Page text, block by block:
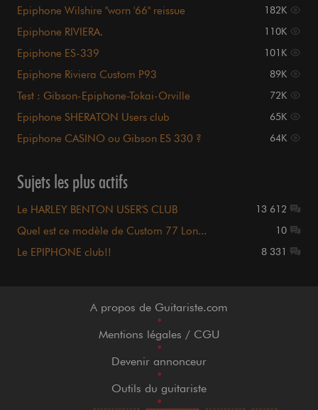
Epiphone Wilshire "worn '66" reissue 182K
Epiphone RIVIERA. 110K
Epiphone ES-339 101K
Epiphone Riviera Custom P93 89K
Test : Gibson-Epiphone-Tokai-Orville 72K
Epiphone SHERATON Users club 65K
Epiphone CASINO ou Gibson ES 330 ? 64K
Sujets les plus actifs
Le HARLEY BENTON USER'S CLUB 13 612
Quel est ce modèle de Custom 77 Lon... 10
Le EPIPHONE club!! 8 331
A propos de Guitariste.com
•
Mentions légales / CGU
•
Devenir annonceur
•
Outils du guitariste
•